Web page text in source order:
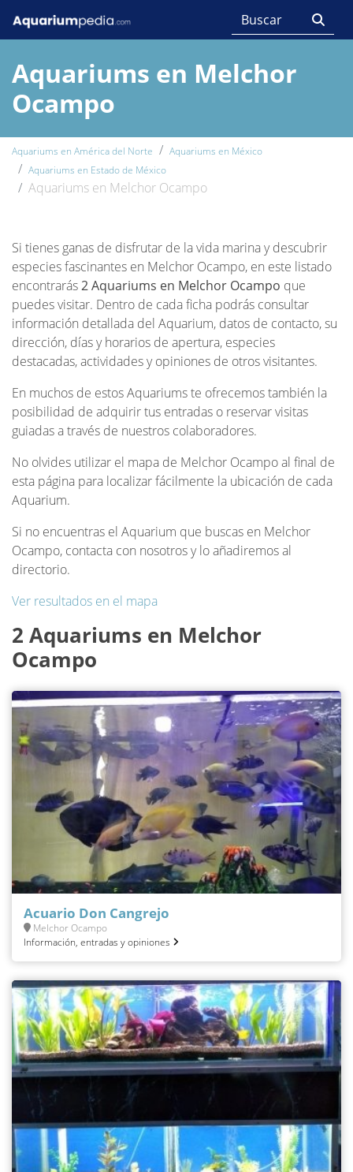
Aquariums en Melchor
Ocampo
Aquariums en América del Norte
Aquariums en México
Aquariums en Estado de México
Aquariums en Melchor Ocampo
Si tienes ganas de disfrutar de la vida marina y descubrir
especies fascinantes en Melchor Ocampo, en este listado
encontrarás2 Aquariums en Melchor Ocampo que
puedes visitar. Dentro de cada ficha podrás consultar
información detallada del Aquarium, datos de contacto, su
dirección, días y horarios de apertura, especies
destacadas, actividades y opiniones de otros visitantes.
En muchos de estos Aquariums te ofrecemos también la
posibilidad de adquirir tus entradas o reservar visitas
guiadas a través de nuestros colaboradores.
No olvides utilizar el mapa de Melchor Ocampo al final de
esta página para localizar fácilmente la ubicación de cada
Aquarium.
Si no encuentras el Aquarium que buscas en Melchor
Ocampo, contacta con nosotros y lo añadiremos al
directorio.
Ver resultados en el mapa
2 Aquariums en Melchor
Ocampo
Acuario Don Cangrejo
Melchor Ocampo
Información, entradas y opiniones